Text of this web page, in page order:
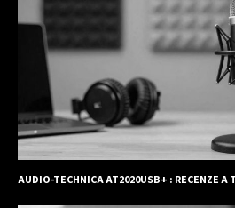
AUDIO-TECHNICA AT2020USB+ : RECENZE A